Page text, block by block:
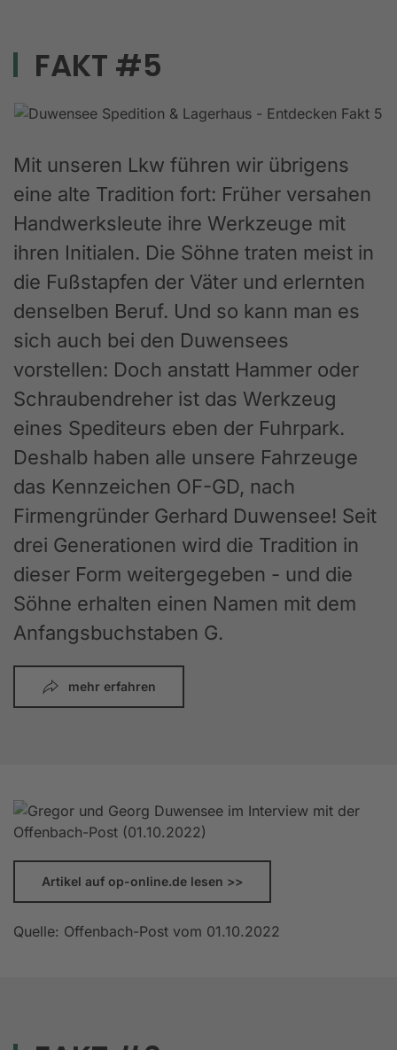
FAKT #5
Mit unseren Lkw führen wir übrigens
eine alte Tradition fort: Früher versahen
Handwerksleute ihre Werkzeuge mit
ihren Initialen. Die Söhne traten meist in
die Fußstapfen der Väter und erlernten
denselben Beruf. Und so kann man es
sich auch bei den Duwensees
vorstellen: Doch anstatt Hammer oder
Schraubendreher ist das Werkzeug
eines Spediteurs eben der Fuhrpark.
Deshalb haben alle unsere Fahrzeuge
das Kennzeichen OF-GD, nach
Firmengründer Gerhard Duwensee! Seit
drei Generationen wird die Tradition in
dieser Form weitergegeben - und die
Söhne erhalten einen Namen mit dem
Anfangsbuchstaben G.
mehr erfahren
Artikel auf op-online.de lesen >>
Quelle: Offenbach-Post vom 01.10.2022